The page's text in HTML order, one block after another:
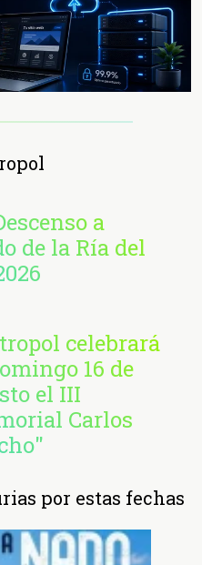
a
de la Ría del
celebrará
16 de
el III
Carlos
por estas fechas